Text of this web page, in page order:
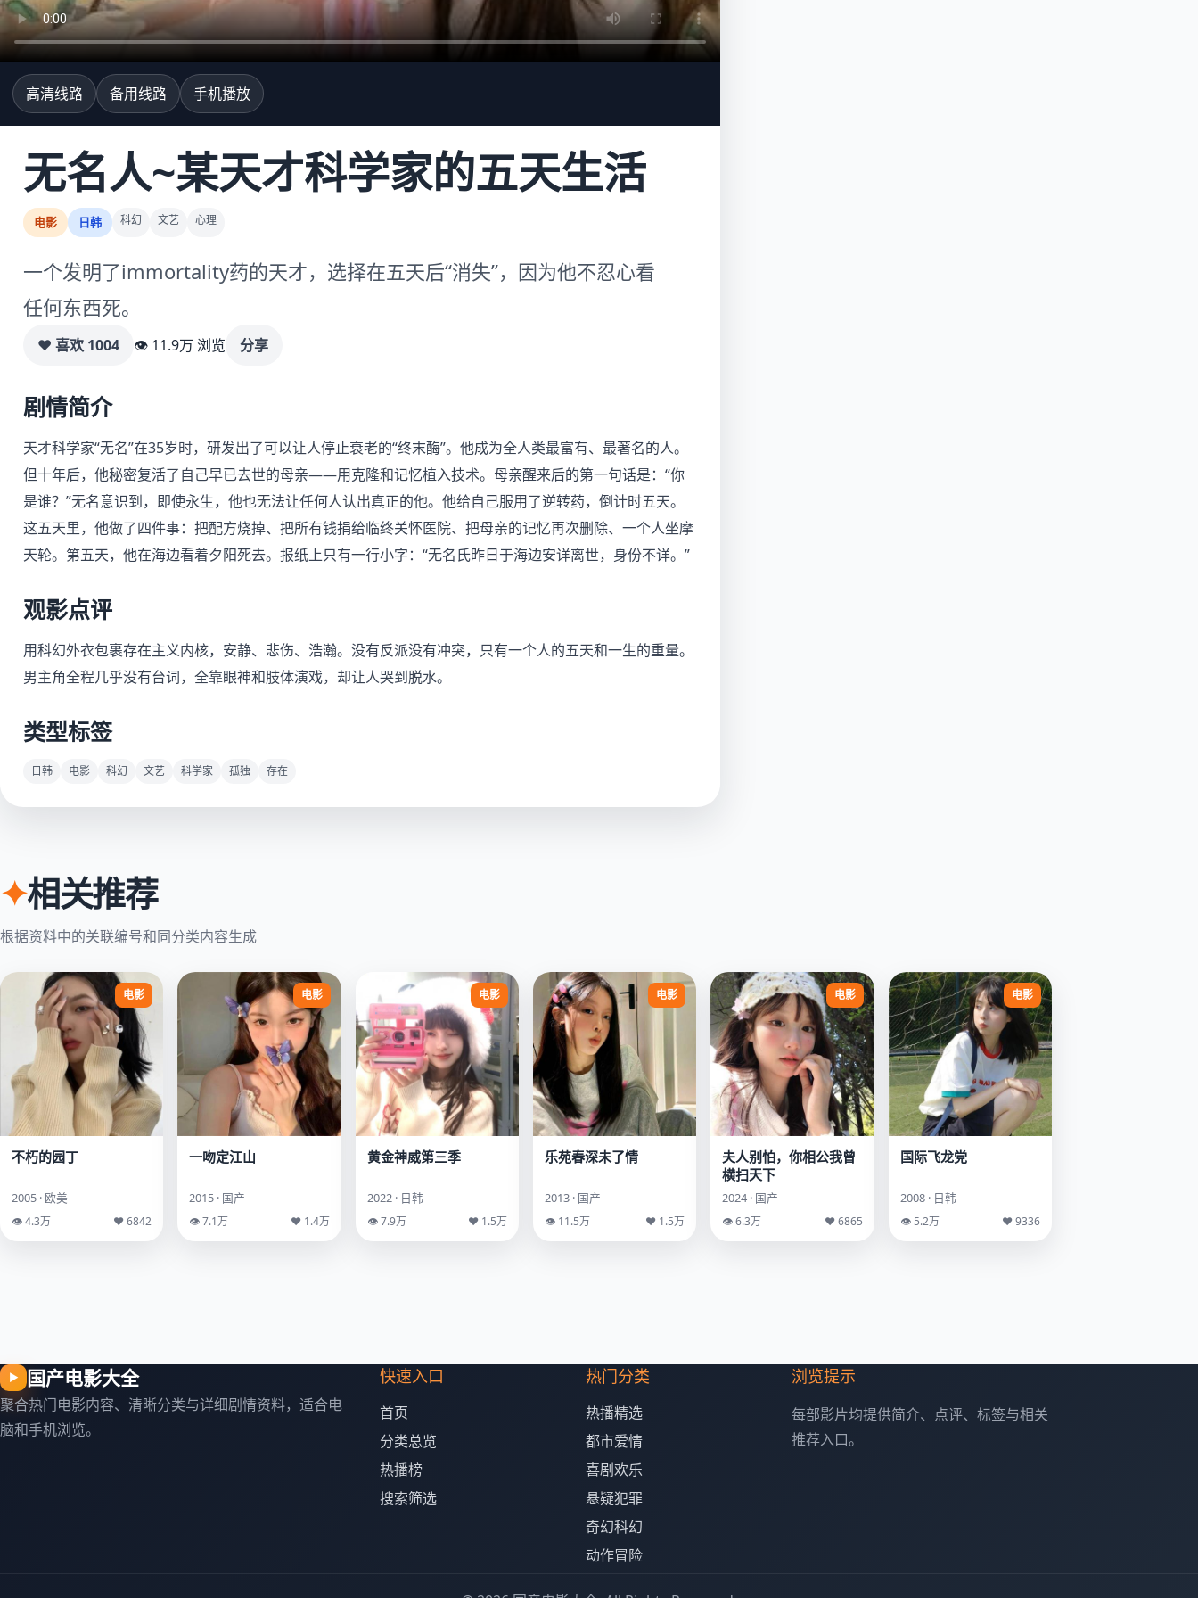
高清线路 备用线路 手机播放
无名人~某天才科学家的五天生活
电影 日韩 科幻 文艺 心理
一个发明了immortality药的天才，选择在五天后“消失”，因为他不忍心看
任何东西死。
♥ 喜欢1004 👁 11.9万 浏览 分享
剧情简介
天才科学家“无名”在35岁时，研发出了可以让人停止衰老的“终末酶”。他成为全人类最富有、最著名的人。
但十年后，他秘密复活了自己早已去世的母亲——用克隆和记忆植入技术。母亲醒来后的第一句话是：“你
是谁？”无名意识到，即使永生，他也无法让任何人认出真正的他。他给自己服用了逆转药，倒计时五天。
这五天里，他做了四件事：把配方烧掉、把所有钱捐给临终关怀医院、把母亲的记忆再次删除、一个人坐摩
天轮。第五天，他在海边看着夕阳死去。报纸上只有一行小字：“无名氏昨日于海边安详离世，身份不详。”
观影点评
用科幻外衣包裹存在主义内核，安静、悲伤、浩瀚。没有反派没有冲突，只有一个人的五天和一生的重量。
男主角全程几乎没有台词，全靠眼神和肢体演戏，却让人哭到脱水。
类型标签
日韩 电影 科幻 文艺 科学家 孤独 存在
✦相关推荐
根据资料中的关联编号和同分类内容生成
电影
不朽的园丁
2005 · 欧美
👁 4.3万 ♥ 6842
电影
一吻定江山
2015 · 国产
👁 7.1万 ♥ 1.4万
电影
黄金神威第三季
2022 · 日韩
👁 7.9万 ♥ 1.5万
电影
乐苑春深未了情
2013 · 国产
👁 11.5万 ♥ 1.5万
电影
夫人别怕，你相公我曾
横扫天下
2024 · 国产
👁 6.3万 ♥ 6865
电影
国际飞龙党
2008 · 日韩
👁 5.2万 ♥ 9336
▶ 国产电影大全
聚合热门电影内容、清晰分类与详细剧情资料，适合电
脑和手机浏览。
快速入口
首页
分类总览
热播榜
搜索筛选
热门分类
热播精选
都市爱情
喜剧欢乐
悬疑犯罪
奇幻科幻
动作冒险
浏览提示
每部影片均提供简介、点评、标签与相关
推荐入口。